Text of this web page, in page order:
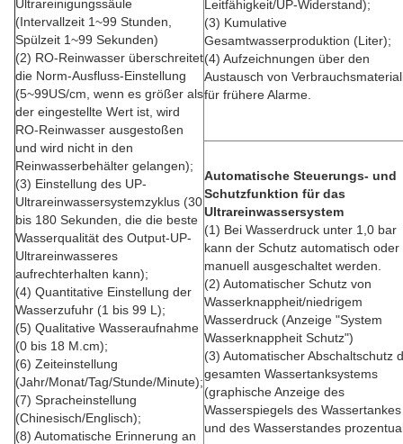
Ultrareinigungssäule
(Intervallzeit 1~99 Stunden,
Spülzeit 1~99 Sekunden)
(2) RO-Reinwasser überschreitet
die Norm-Ausfluss-Einstellung
(5~99US/cm, wenn es größer als
der eingestellte Wert ist, wird
RO-Reinwasser ausgestoßen
und wird nicht in den
Reinwasserbehälter gelangen);
(3) Einstellung des UP-
Ultrareinwassersystemzyklus (30
bis 180 Sekunden, die die beste
Wasserqualität des Output-UP-
Ultrareinwasseres
aufrechterhalten kann);
(4) Quantitative Einstellung der
Wasserzufuhr (1 bis 99 L);
(5) Qualitative Wasseraufnahme
(0 bis 18 M.cm);
(6) Zeiteinstellung
(Jahr/Monat/Tag/Stunde/Minute);
(7) Spracheinstellung
(Chinesisch/Englisch);
(8) Automatische Erinnerung an
Leitfähigkeit/UP-Widerstand);
(3) Kumulative
Gesamtwasserproduktion (Liter);
(4) Aufzeichnungen über den
Austausch von
für frühere Alarme.
Automatische Steuerungs- und
Schutzfunktion für das
Ultrareinwassersystem
(1) Bei Wasserdruck unter 1,0 bar
kann der Schutz automatisch oder
manuell ausgeschaltet werden.
(2) Automatischer Schutz von
Wasserknappheit/niedrigem
Wasserdruck (Anzeige "System
Wasserknappheit Schutz")
(3) Automatischer Abschaltschutz
gesamten Wassertanksystems
(graphische Anzeige des
Wasserspiegels des Wassertankes
und des Wasserstandes